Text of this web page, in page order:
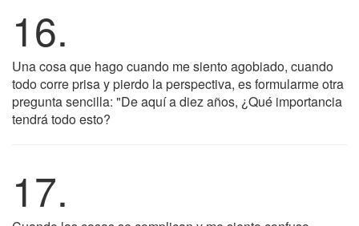
16.
Una cosa que hago cuando me siento agobiado, cuando
todo corre prisa y pierdo la perspectiva, es formularme otra
pregunta sencilla: "De aquí a diez años, ¿Qué importancia
tendrá todo esto?
17.